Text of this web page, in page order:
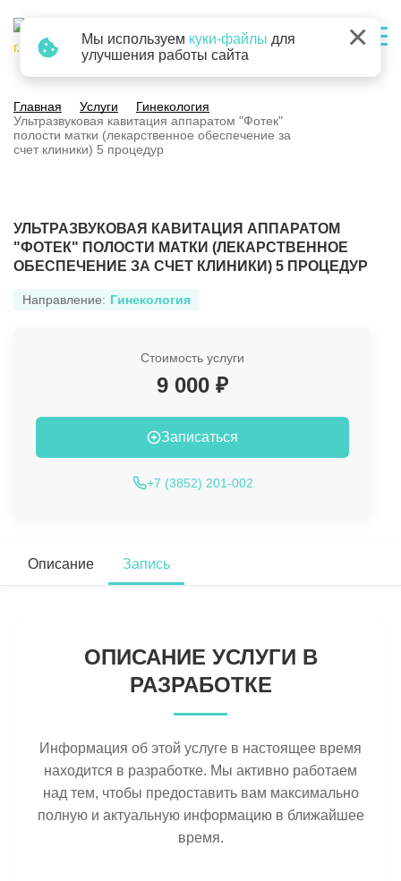
г. Барнаул
Главная Услуги
Гинекология
Ультразвуковая кавитация аппаратом "Фотек"
полости матки (лекарственное обеспечение за
счет клиники) 5 процедур
УЛЬТРАЗВУКОВАЯ КАВИТАЦИЯ АППАРАТОМ
"ФОТЕК" ПОЛОСТИ МАТКИ (ЛЕКАРСТВЕННОЕ
ОБЕСПЕЧЕНИЕ ЗА СЧЕТ КЛИНИКИ) 5 ПРОЦЕДУР
Направление: Гинекология
Стоимость услуги
9 000 ₽
Записаться
+7 (3852) 201-002
Описание Запись
ОПИСАНИЕ УСЛУГИ В
РАЗРАБОТКЕ
Информация об этой услуге в настоящее время
находится в разработке. Мы активно работаем
над тем, чтобы предоставить вам максимально
полную и актуальную информацию в ближайшее
время.
Мы используем куки-файлы для
улучшения работы сайта
×